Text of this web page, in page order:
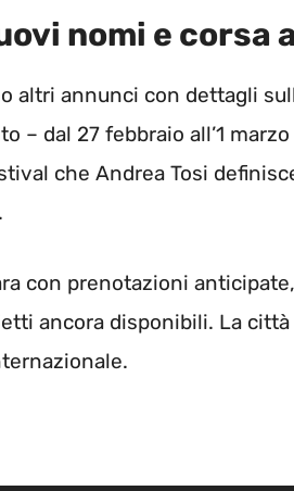
nomi e corsa
altri annunci con dettagli
– dal 27 febbraio all’1
che Andrea Tosi
con prenotazioni
ancora disponibili. La